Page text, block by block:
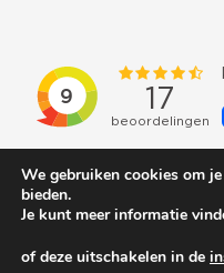
We gebruiken cookies om
bieden.
Je kunt meer informatie
of deze uitschakelen in de